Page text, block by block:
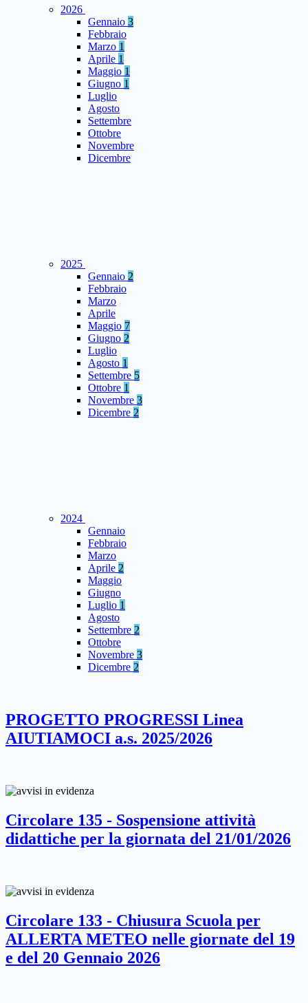
2026
Gennaio 3
Febbraio
Marzo 1
Aprile 1
Maggio 1
Giugno 1
Luglio
Agosto
Settembre
Ottobre
Novembre
Dicembre
2025
Gennaio 2
Febbraio
Marzo
Aprile
Maggio 7
Giugno 2
Luglio
Agosto 1
Settembre 5
Ottobre 1
Novembre 3
Dicembre 2
2024
Gennaio
Febbraio
Marzo
Aprile 2
Maggio
Giugno
Luglio 1
Agosto
Settembre 2
Ottobre
Novembre 3
Dicembre 2
PROGETTO PROGRESSI Linea
AIUTIAMOCI a.s. 2025/2026
Circolare 135 - Sospensione attività
didattiche per la giornata del 21/01/2026
Circolare 133 - Chiusura Scuola per
ALLERTA METEO nelle giornate del 19
e del 20 Gennaio 2026